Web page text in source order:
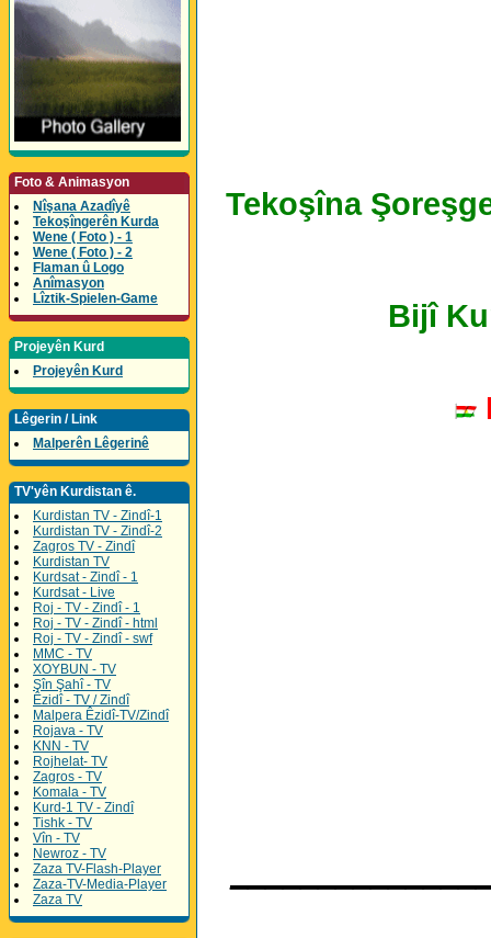
Foto & Animasyon
Nîşana Azadîyê
Tekoşîngerên Kurda
Wene ( Foto ) - 1
Wene ( Foto ) - 2
Flaman û Logo
Anîmasyon
Lîztik-Spielen-Game
Projeyên Kurd
Projeyên Kurd
Lêgerin / Link
Malperên Lêgerinê
TV'yên Kurdistan ê.
Kurdistan TV - Zindî-1
Kurdistan TV - Zindî-2
Zagros TV - Zindî
Kurdistan TV
Kurdsat - Zindî - 1
Kurdsat - Live
Roj - TV - Zindî - 1
Roj - TV - Zindî - html
Roj - TV - Zindî - swf
MMC - TV
XOYBUN - TV
Şîn Şahî - TV
Êzidî - TV / Zindî
Malpera Êzidî-TV/Zindî
Rojava - TV
KNN - TV
Rojhelat- TV
Zagros - TV
Komala - TV
Kurd-1 TV - Zindî
Tishk - TV
Vîn - TV
Newroz - TV
Zaza TV-Flash-Player
Zaza-TV-Media-Player
Zaza TV
Tekoşîna
Bijî